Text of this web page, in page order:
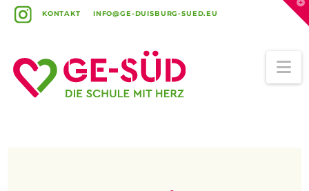
KONTAKT INFO@GE-DUISBURG-SUED.EU